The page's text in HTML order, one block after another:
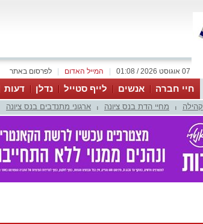
לפרסום באתר המייל האדום 07 אוגוסט 2026 / 01:08
חיי חברה אנשים לייף סטייל נדלן דעות
קהילה מחיי הדת בנס ציונה ארגוני מתנדבים בנס ציונה